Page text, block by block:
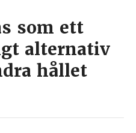
som ett
alternativ
hållet